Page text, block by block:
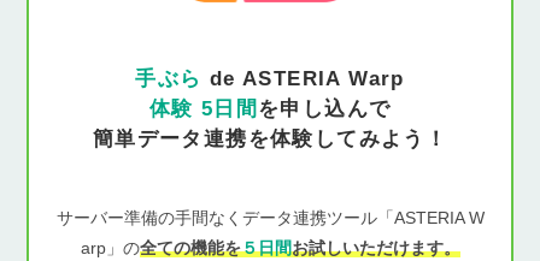
手ぶら de ASTERIA Warp
体験 5日間 を申し込んで
簡単データ連携を体験してみよう！
サーバー準備の手間なくデータ連携ツール「ASTERIA W
arp」の全ての機能を５日間お試しいただけます。